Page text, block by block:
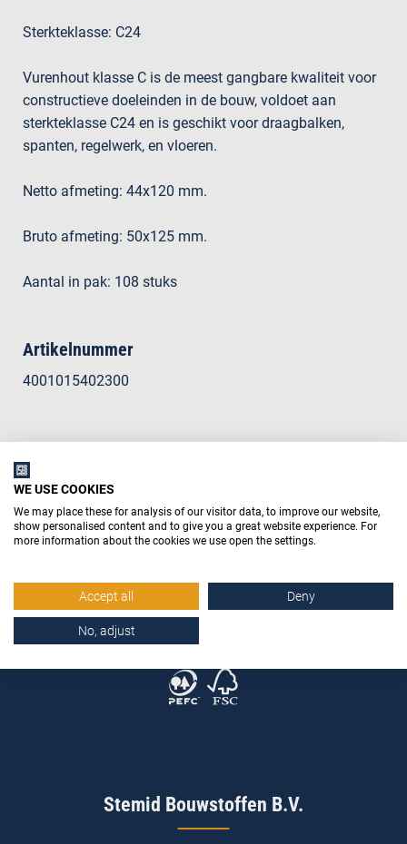
Sterkteklasse: C24
Vurenhout klasse C is de meest gangbare kwaliteit voor
constructieve doeleinden in de bouw, voldoet aan
sterkteklasse C24 en is geschikt voor draagbalken,
spanten, regelwerk, en vloeren.
Netto afmeting: 44x120 mm.
Bruto afmeting: 50x125 mm.
Aantal in pak: 108 stuks
Artikelnummer
4001015402300
Stemid Bouwstoffen B.V.
WE USE COOKIES
We may place these for analysis of our visitor data, to improve our website,
show personalised content and to give you a great website experience. For
more information about the cookies we use open the settings.
Accept all Deny
No, adjust